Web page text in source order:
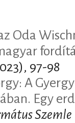
Oda
97-98
A
Egy
Szemle